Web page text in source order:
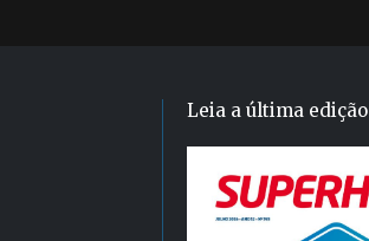
Leia a última edição